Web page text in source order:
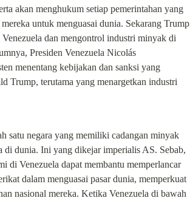
akan menghukum setiap pemerintahan yang
untuk menguasai dunia. Sekarang Trump
Venezuela dan mengontrol industri minyak di
Presiden Venezuela Nicolás
menentang kebijakan dan sanksi yang
Trump, terutama yang menargetkan industri
satu negara yang memiliki cadangan minyak
di dunia. Ini yang dikejar imperialis AS. Sebab,
di Venezuela dapat membantu memperlancar
dalam menguasai pasar dunia, memperkuat
nasional mereka. Ketika Venezuela di bawah